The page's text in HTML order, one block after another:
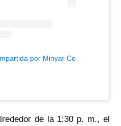
por Minyar Collado
de la 1:30 p. m., el